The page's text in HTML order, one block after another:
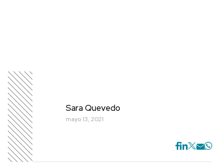
Sara Quevedo
mayo 13, 2021